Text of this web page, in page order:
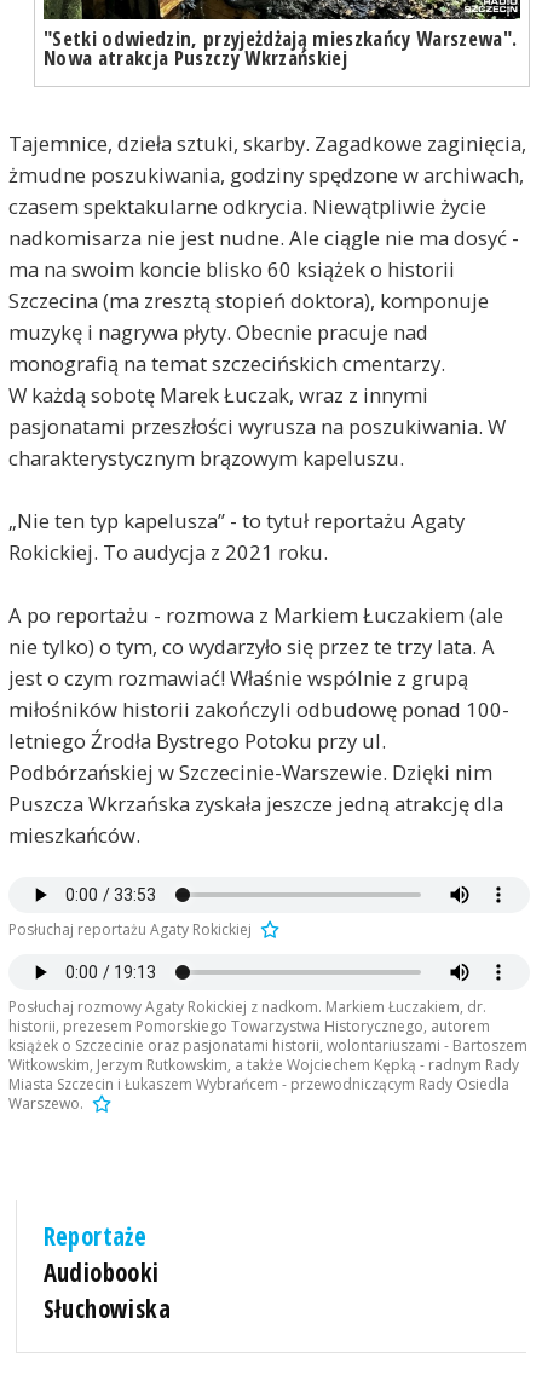
"Setki odwiedzin, przyjeżdżają mieszkańcy Warszewa".
Nowa atrakcja Puszczy Wkrzańskiej
Tajemnice, dzieła sztuki, skarby. Zagadkowe zaginięcia,
żmudne poszukiwania, godziny spędzone w archiwach,
czasem spektakularne odkrycia. Niewątpliwie życie
nadkomisarza nie jest nudne. Ale ciągle nie ma dosyć -
ma na swoim koncie blisko 60 książek o historii
Szczecina (ma zresztą stopień doktora), komponuje
muzykę i nagrywa płyty. Obecnie pracuje nad
monografią na temat szczecińskich cmentarzy.
W każdą sobotę Marek Łuczak, wraz z innymi
pasjonatami przeszłości wyrusza na poszukiwania. W
charakterystycznym brązowym kapeluszu.
„Nie ten typ kapelusza” - to tytuł reportażu Agaty
Rokickiej. To audycja z 2021 roku.
A po reportażu - rozmowa z Markiem Łuczakiem (ale
nie tylko) o tym, co wydarzyło się przez te trzy lata. A
jest o czym rozmawiać! Właśnie wspólnie z grupą
miłośników historii zakończyli odbudowę ponad 100-
letniego Źrodła Bystrego Potoku przy ul.
Podbórzańskiej w Szczecinie-Warszewie. Dzięki nim
Puszcza Wkrzańska zyskała jeszcze jedną atrakcję dla
mieszkańców.
Posłuchaj reportażu Agaty Rokickiej
Posłuchaj rozmowy Agaty Rokickiej z nadkom. Markiem Łuczakiem, dr.
historii, prezesem Pomorskiego Towarzystwa Historycznego, autorem
książek o Szczecinie oraz pasjonatami historii, wolontariuszami - Bartoszem
Witkowskim, Jerzym Rutkowskim, a także Wojciechem Kępką - radnym Rady
Miasta Szczecin i Łukaszem Wybrańcem - przewodniczącym Rady Osiedla
Warszewo.
Reportaże
Audiobooki
Słuchowiska